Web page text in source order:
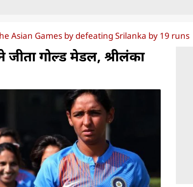
Asian Games by defeating Srilanka by 19 runs
गोल्ड मेडल, श्रीलंका